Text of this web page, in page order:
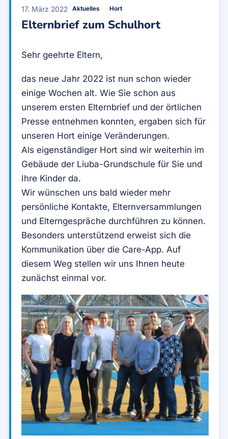
17. März 2022 Aktuelles Hort
Elternbrief zum Schulhort
Sehr geehrte Eltern,
das neue Jahr 2022 ist nun schon wieder
einige Wochen alt. Wie Sie schon aus
unserem ersten Elternbrief und der örtlichen
Presse entnehmen konnten, ergaben sich für
unseren Hort einige Veränderungen.
Als eigenständiger Hort sind wir weiterhin im
Gebäude der Liuba-Grundschule für Sie und
Ihre Kinder da.
Wir wünschen uns bald wieder mehr
persönliche Kontakte, Elternversammlungen
und Elterngespräche durchführen zu können.
Besonders unterstützend erweist sich die
Kommunikation über die Care-App. Auf
diesem Weg stellen wir uns Ihnen heute
zunächst einmal vor.